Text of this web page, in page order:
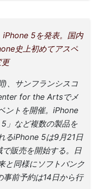
iPhone 5を発表。国内
史上初めてアスペ
、サンフランシスコ
for the Artsでメ
ントを開催。iPhone
」など複数の製品を
るiPhone 5は9月21日
販売を開始する。日
と同様にソフトバンク
事前予約は14日から行